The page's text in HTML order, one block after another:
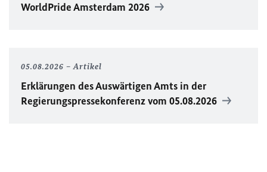
WorldPrideAmsterdam 2026
05.08.2026 Artikel
Erklärungen des Auswärtigen Amts in der
Regierungspressekonferenz vom 05.08.2026